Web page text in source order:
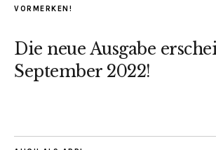
VORMERKEN!
Die neue Ausgabe
September 2022!